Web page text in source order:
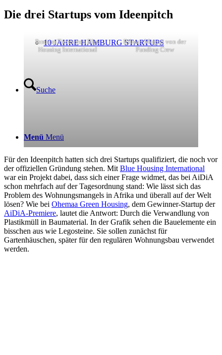
10 JAHRE HAMBURG STARTUPS
Suche
Menü Menü
Die drei Startups vom Ideenpitch
Ibrahim Torres von Blue
Housing International
Rilwan Mogaji von der
Funding Crew
Für den Ideenpitch hatten sich drei Startups qualifiziert, die noch vor
der offiziellen Gründung stehen. MitBlue Housing International
war ein Projekt dabei, dass sich einer Frage widmet, das bei AiDiA
schon mehrfach auf der Tagesordnung stand: Wie lässt sich das
Problem des Wohnungsmangels in Afrika und überall auf der Welt
lösen? Wie bei Ohemaa Green Housing, dem Gewinner-Startup der
AiDiA-Premiere, lautet die Antwort: Durch die Verwandlung von
Plastikmüll in Baumaterial. In der Grafik sehen die Bauelemente ein
bisschen aus wie Legosteine. Sie sollen zunächst für
Gartenhäuschen, später für den regulären Wohnungsbau verwendet
werden.